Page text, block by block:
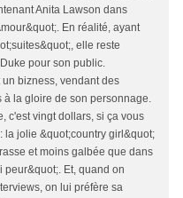
Anita Lawson dans
En réalité, ayant
elle reste
pour son public.
bizness, vendant des
à la gloire de son personnage.
c'est vingt dollars, si ça vous
la jolie &quot;country girl&quot;
et moins galbée que dans
peur&quot;. Et, quand on
on lui préfère sa